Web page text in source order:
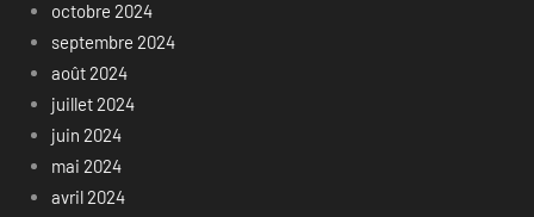
octobre 2024
septembre 2024
août 2024
juillet 2024
juin 2024
mai 2024
avril 2024